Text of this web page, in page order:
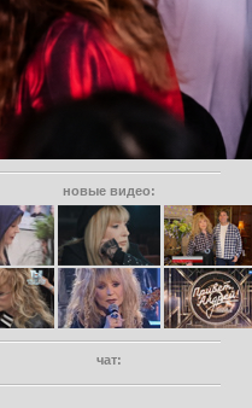
новые видео:
чат: